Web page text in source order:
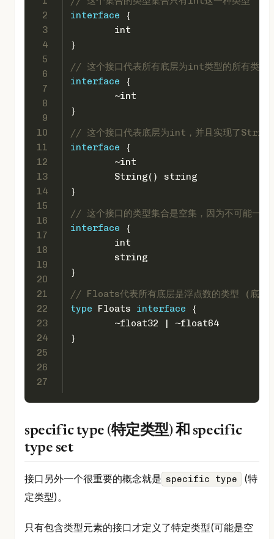
2
3
4
5
6
7
8
9
10
11
12
13
14
15
16
17
18
19
20
21
22
23
24
25
26
27
interface {
int
}
// 这个接口代表所有底层为int类型的所有类型
interface {
	~
int
}
// 这个接口代表底层为int，并且实现了String
interface {
	~
int
	String()
string
}
// 这个接口的类型集合是空集，因为不可能一
interface {
int
string
}
// Floats代表所有底层是浮点数的类型 (底
type Floats interface {
	~
float32 | ~float64
}
specific type (特定类型) 和 specific
type set
接口另外一个很重要的概念就是 specific type
(特
定类型)。
只有包含类型元素的接口才定义了特定类型(可能是空